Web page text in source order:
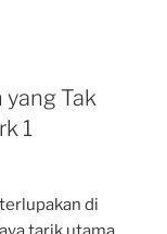
Tak
1
di